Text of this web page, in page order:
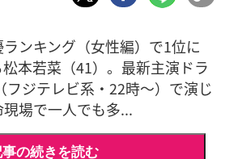
ンキング（女性編）で1位に
本若菜（41）。最新主演ドラ
フジテレビ系・22時～）で演じ
場で一人でも多...
の続きを読む